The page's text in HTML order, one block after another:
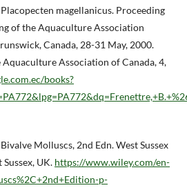
magellanicus. Proceeding
of the Aquaculture Association
Canada, 28-31 May, 2000.
Association of Canada, 4,
books?
Molluscs, 2nd Edn. West Sussex
UK. https://www.wiley.com/en-
p-